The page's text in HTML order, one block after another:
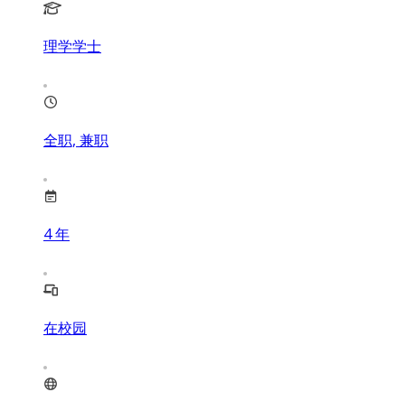
理学学士
全职, 兼职
4年
在校园